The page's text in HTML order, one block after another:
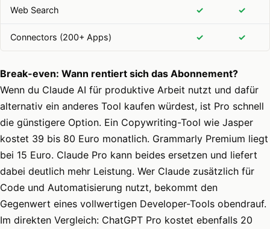
Web Search ✓ ✓
Connectors (200+ Apps) ✓ ✓
Break-even: Wann rentiert sich das Abonnement?
Wenn du Claude AI für produktive Arbeit nutzt und dafür
alternativ ein anderes Tool kaufen würdest, ist Pro schnell
die günstigere Option. Ein Copywriting-Tool wie Jasper
kostet 39 bis 80 Euro monatlich. Grammarly Premium liegt
bei 15 Euro. Claude Pro kann beides ersetzen und liefert
dabei deutlich mehr Leistung. Wer Claude zusätzlich für
Code und Automatisierung nutzt, bekommt den
Gegenwert eines vollwertigen Developer-Tools obendrauf.
Im direkten Vergleich: ChatGPT Pro kostet ebenfalls 20